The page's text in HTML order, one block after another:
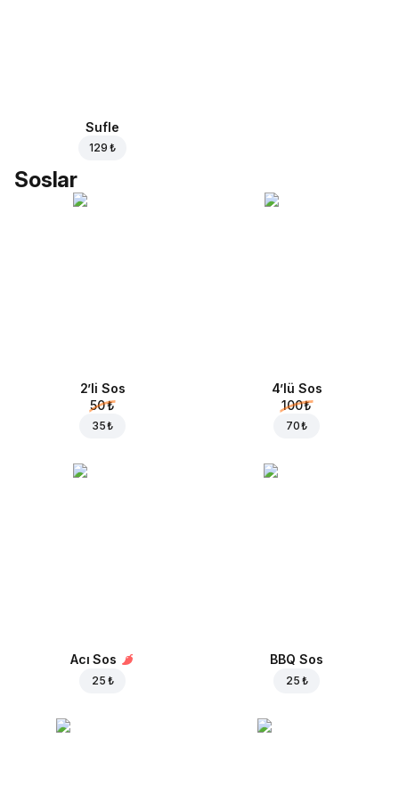
Sufle
129 ₺
Soslar
2’li Sos
50 ₺
35 ₺
4’lü Sos
100 ₺
70 ₺
Acı Sos
25 ₺
BBQ Sos
25 ₺